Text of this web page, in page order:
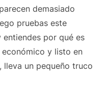
demasiado
pruebas este
entiendes por qué es
y listo en
lleva un pequeño truco